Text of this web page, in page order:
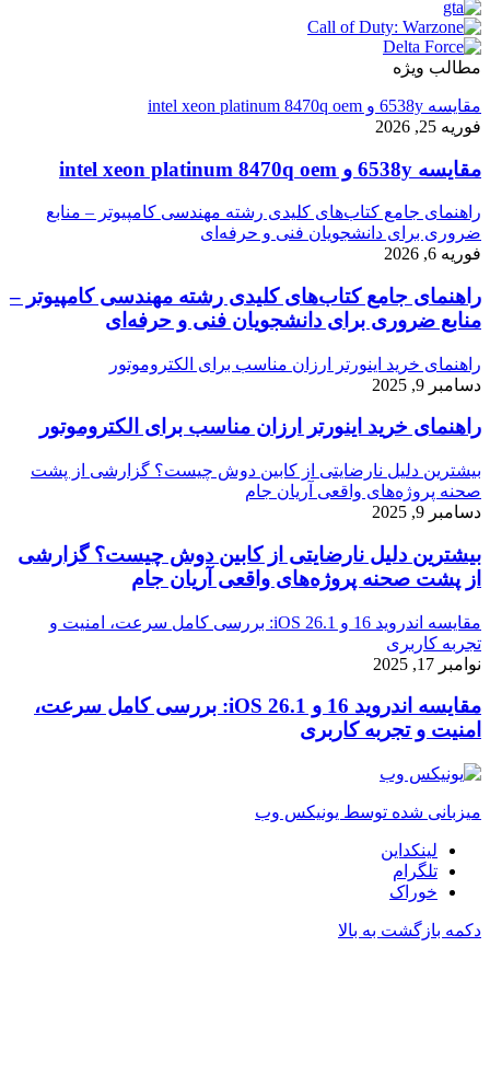
مطالب ویژه
مقایسه 6538y و intel xeon platinum 8470q oem
فوریه 25, 2026
مقایسه 6538y و intel xeon platinum 8470q oem
راهنمای جامع کتاب‌های کلیدی رشته مهندسی کامپیوتر – منابع
ضروری برای دانشجویان فنی و حرفه‌ای
فوریه 6, 2026
راهنمای جامع کتاب‌های کلیدی رشته مهندسی کامپیوتر –
منابع ضروری برای دانشجویان فنی و حرفه‌ای
راهنمای خرید اینورتر ارزان مناسب برای الکتروموتور
دسامبر 9, 2025
راهنمای خرید اینورتر ارزان مناسب برای الکتروموتور
بیشترین دلیل نارضایتی از کابین دوش چیست؟ گزارشی از پشت
صحنه پروژه‌های واقعی آریان جام
دسامبر 9, 2025
بیشترین دلیل نارضایتی از کابین دوش چیست؟ گزارشی
از پشت صحنه پروژه‌های واقعی آریان جام
مقایسه اندروید 16 و iOS 26.1: بررسی کامل سرعت، امنیت و
تجربه کاربری
نوامبر 17, 2025
مقایسه اندروید 16 و iOS 26.1: بررسی کامل سرعت،
امنیت و تجربه کاربری
میزبانی شده توسط یونیکس وب
لینکداین
تلگرام
خوراک
دکمه بازگشت به بالا